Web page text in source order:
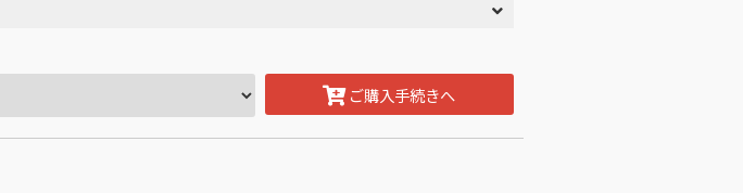
ご購入手続きへ